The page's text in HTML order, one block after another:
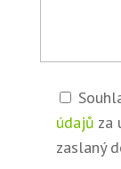
údajů za
zaslaný